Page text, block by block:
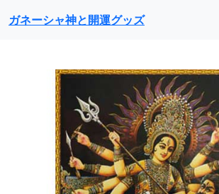
ガネーシャ神と開運グッズ